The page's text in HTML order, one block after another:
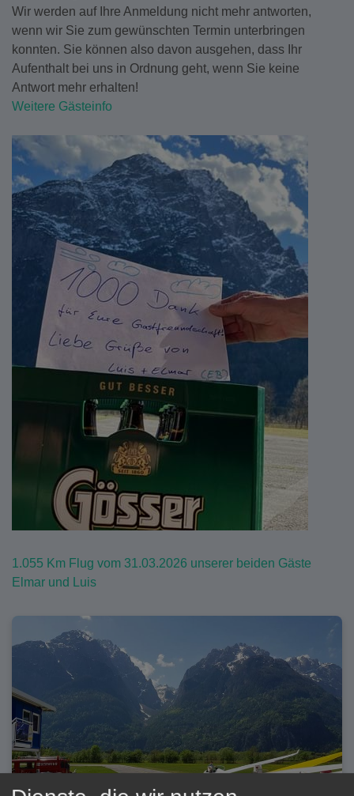
Wir werden auf Ihre Anmeldung nicht mehr antworten,
wenn wir Sie zum gewünschten Termin unterbringen
konnten. Sie können also davon ausgehen, dass Ihr
Aufenthalt bei uns in Ordnung geht, wenn Sie keine
Antwort mehr erhalten!
Weitere Gästeinfo
1.055 Km Flug vom 31.03.2026 unserer beiden Gäste
Elmar und Luis